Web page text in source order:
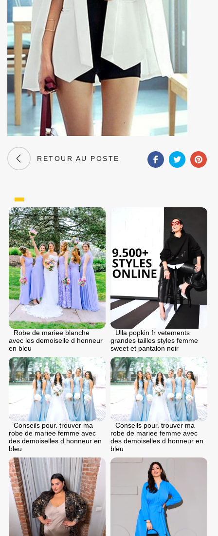
RETOUR AU POSTE
Robe de mariee blanche
avec les demoiselle d honneur
en bleu
Ulla popkin fr vetements
grandes tailles styles femme
sweet et pantalon noir
Conseils pour. trouver ma
robe de mariee femme avec
des demoiselles d honneur en
bleu
Conseils pour. trouver ma
robe de mariee femme avec
des demoiselles d honneur en
bleu